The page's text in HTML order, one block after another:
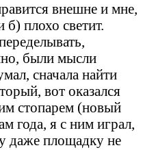
внешне и мне,
плохо светит.
были мысли
сначала найти
вот оказался
стопарем (новый
года, я с ним играл,
даже площадку не